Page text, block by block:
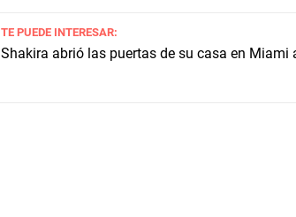
TE PUEDE INTERESAR:
Shakira abrió las puertas de su casa en